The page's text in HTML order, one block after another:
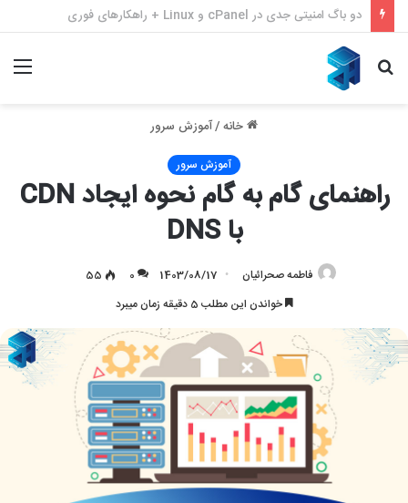
جستجو
خانه/آموزش سرور
آموزش سرور
راهنمای گام‌ به‌ گام نحوه ایجاد CDN
با DNS
فاطمه صحرائیان 1403/08/17
0
55
خواندن این مطلب 5 دقیقه زمان میبرد